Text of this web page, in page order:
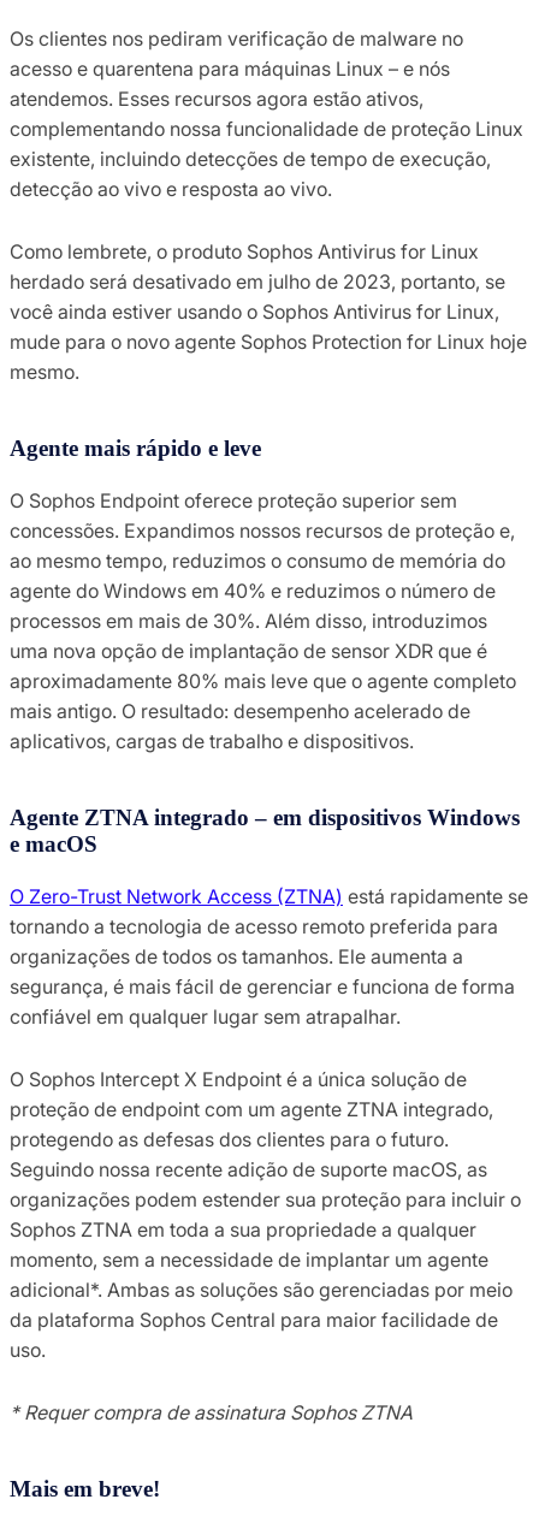
Os clientes nos pediram verificação de malware no
acesso e quarentena para máquinas Linux – e nós
atendemos. Esses recursos agora estão ativos,
complementando nossa funcionalidade de proteção Linux
existente, incluindo detecções de tempo de execução,
detecção ao vivo e resposta ao vivo.
Como lembrete, o produto Sophos Antivirus for Linux
herdado será desativado em julho de 2023, portanto, se
você ainda estiver usando o Sophos Antivirus for Linux,
mude para o novo agente Sophos Protection for Linux hoje
mesmo.
Agente mais rápido e leve
O Sophos Endpoint oferece proteção superior sem
concessões. Expandimos nossos recursos de proteção e,
ao mesmo tempo, reduzimos o consumo de memória do
agente do Windows em 40% e reduzimos o número de
processos em mais de 30%. Além disso, introduzimos
uma nova opção de implantação de sensor XDR que é
aproximadamente 80% mais leve que o agente completo
mais antigo. O resultado: desempenho acelerado de
aplicativos, cargas de trabalho e dispositivos.
Agente ZTNA integrado – em dispositivos Windows
e macOS
O Zero-Trust Network Access (ZTNA) está rapidamente se
tornando a tecnologia de acesso remoto preferida para
organizações de todos os tamanhos. Ele aumenta a
segurança, é mais fácil de gerenciar e funciona de forma
confiável em qualquer lugar sem atrapalhar.
O Sophos Intercept X Endpoint é a única solução de
proteção de endpoint com um agente ZTNA integrado,
protegendo as defesas dos clientes para o futuro.
Seguindo nossa recente adição de suporte macOS, as
organizações podem estender sua proteção para incluir o
Sophos ZTNA em toda a sua propriedade a qualquer
momento, sem a necessidade de implantar um agente
adicional*. Ambas as soluções são gerenciadas por meio
da plataforma Sophos Central para maior facilidade de
uso.
* Requer compra de assinatura Sophos ZTNA
Mais em breve!